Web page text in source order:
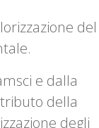
del
e dalla
della
degli